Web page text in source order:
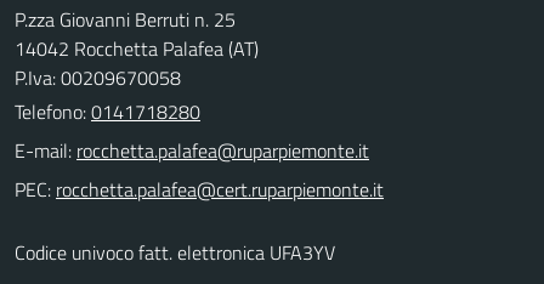
P.zza Giovanni Berruti n. 25
14042 Rocchetta Palafea (AT)
P.Iva: 00209670058
Telefono:0141718280
E-mail:
PEC:
Codice univoco fatt. elettronica UFA3YV